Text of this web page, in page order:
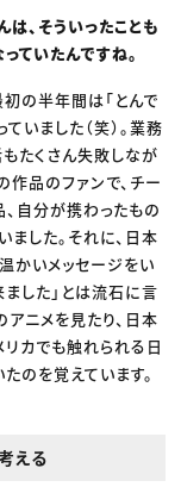
、そういったことも
ていたんですね。
初の半年間は「とんで
いました（笑）。業務
たくさん失敗しなが
作品のファンで、チー
、自分が携わったもの
ました。それに、日本
かいメッセージをい
ました」とは流石に言
アニメを見たり、日本
リカでも触れられる日
のを覚えています。
える